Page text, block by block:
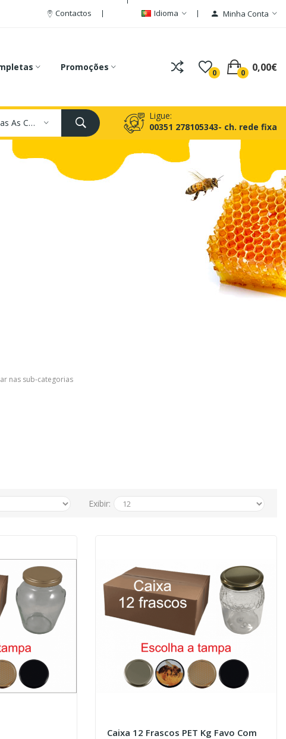
Contactos Idioma Minha Conta
Promoções
0 0 0,00€
Todas As Categorias
Ligue:
00351 278105343- ch. rede fixa
nas sub-categorias
Exibir:
Caixa 12 Frascos PET Kg Favo Com